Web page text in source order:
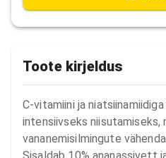
Toote kirjeldus
C-vitamiini ja
intensiivseks niisutamiseks,
vananemisilmingute
Sisaldab 10% ananassivett